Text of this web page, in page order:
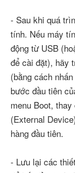
- Sau khi quá
tính. Nếu máy
động từ USB
để cài đặt), hãy
(bằng cách
bước đầu tiên
menu Boot,
(External
hàng đầu tiên.
- Lưu lại các